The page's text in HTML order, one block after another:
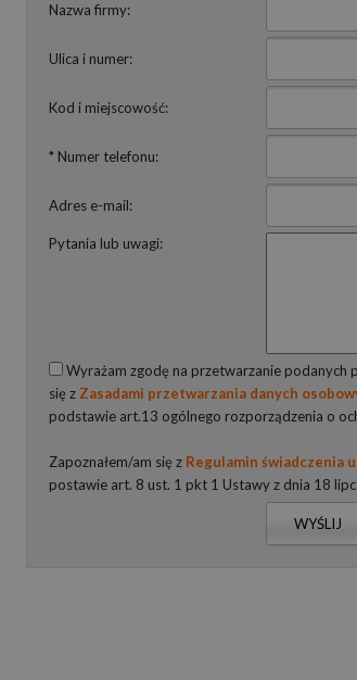
Nazwa firmy:
Ulica i numer:
Kod i miejscowość:
* Numer telefonu:
Adres e-mail:
Pytania lub uwagi:
Wyrażam zgodę na przetwarzanie podanych
się z Zasadami przetwarzania danych
podstawie art.13 ogólnego rozporządzenia o
Zapoznałem/am się z Regulamin świadczenia
postawie art. 8 ust. 1 pkt 1 Ustawy z dnia 18
WYŚLIJ